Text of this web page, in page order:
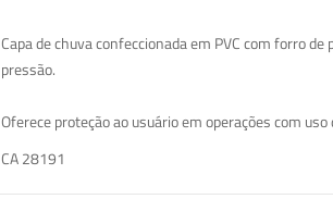
Capa de chuva confeccionada em PVC com forro
pressão.
Oferece proteção ao usuário em operações com uso
CA 28191